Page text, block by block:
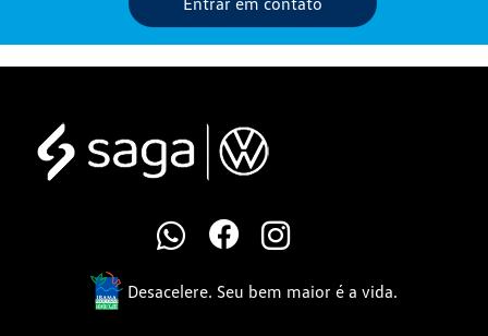
Desacelere. Seu bem maior é a vida.